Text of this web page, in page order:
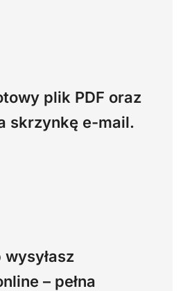
plik PDF oraz
skrzynkę e-mail.
– pełna